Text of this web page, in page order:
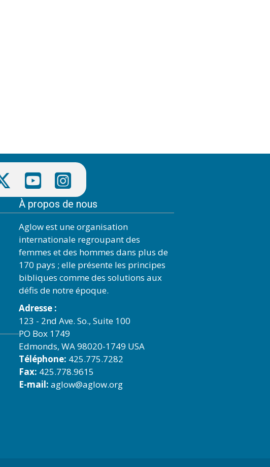
À propos de nous
Aglow est une organisation
internationale regroupant des
femmes et des hommes dans plus de
170 pays ; elle présente les principes
bibliques comme des solutions aux
défis de notre époque.
Adresse :
123 - 2nd Ave. So., Suite 100
PO Box 1749
Edmonds, WA 98020-1749 USA
Téléphone: 425.775.7282
Fax: 425.778.9615
E-mail: aglow@aglow.org